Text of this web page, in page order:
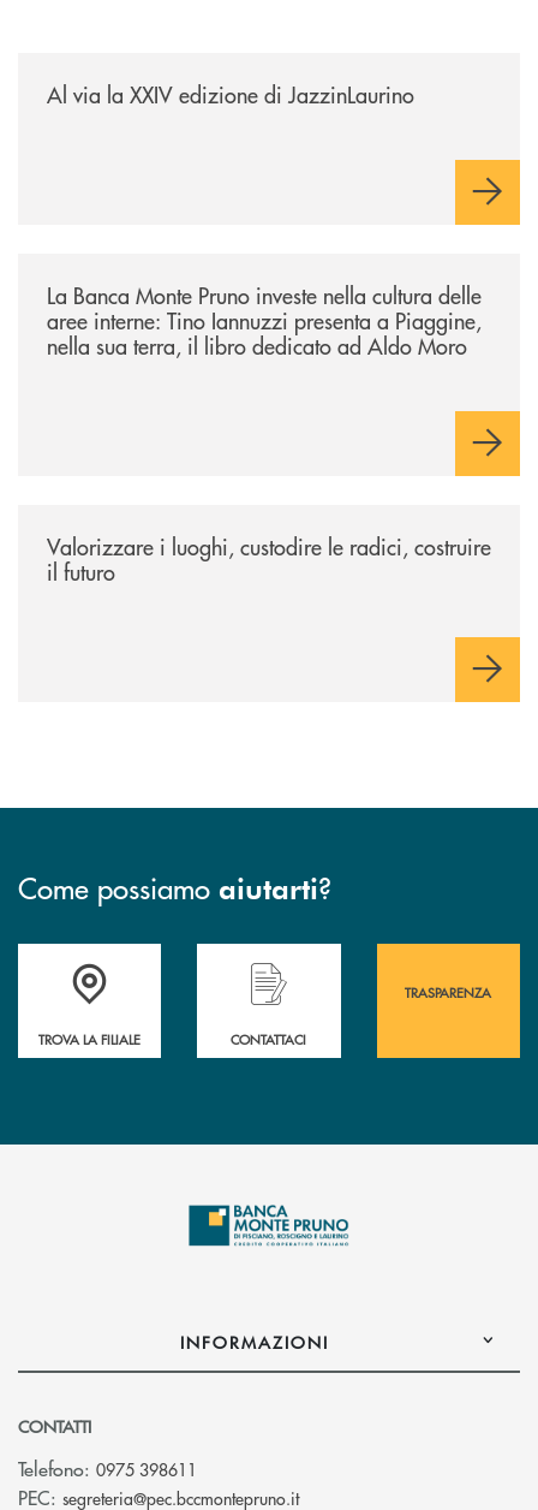
Al via la XXIV edizione di JazzinLaurino
La Banca Monte Pruno investe nella cultura delle
aree interne: Tino Iannuzzi presenta a Piaggine,
nella sua terra, il libro dedicato ad Aldo Moro
Valorizzare i luoghi, custodire le radici, costruire
il futuro
Come possiamo aiutarti?
Accedi all' elenco completo&nbsp; delle&nbsp; filiali&nbsp; di Banca
TROVA LA FILIALE
Hai bisogno di assistenza immediata?
CONTATTACI
TRASPARENZA
INFORMAZIONI
CONTATTI
Telefono: 0975 398611
PEC: segreteria@pec.bccmontepruno.it(si apre l’app di posta